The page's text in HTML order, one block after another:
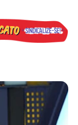
e repúdio aos